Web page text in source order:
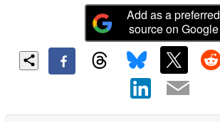
Add as a preferred
source on Google